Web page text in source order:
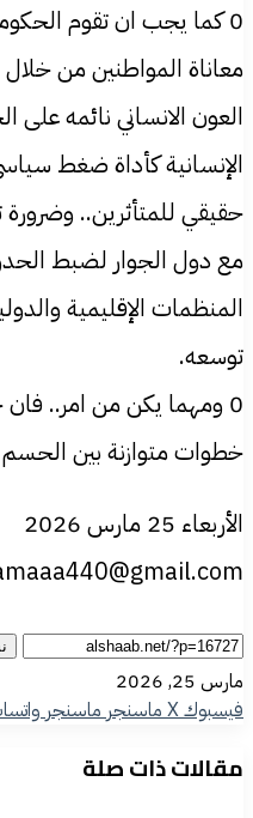
0 كما يجب ان تقوم
معاناة المواطنين من
العون الانساني نائمه
الإنسانية كأداة ضغط
حقيقي للمتأثرين.. وضرورة
مع دول الجوار لضبط
المنظمات الإقليمية
توسعه.
0 ومهما يكن من امر..
خطوات متوازنة بين
الأربعاء 25 مارس 2026
مارس 25, 2026
فيسبوك‫Xماسنجر ماسنجر
مقالات ذات صلة